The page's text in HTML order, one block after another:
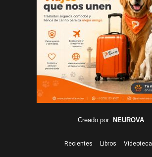
Creado por: NEUROVA
Recientes Libros Videoteca